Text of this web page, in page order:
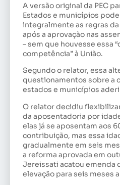
A versão original da PEC
Estados e municípios
integralmente as regras
após a aprovação nas
– sem que houvesse essa
competência” à União.
Segundo o relator, essa
questionamentos sobre a
estados e municípios
O relator decidiu
da aposentadoria por
elas já se aposentam aos
contribuição, mas essa
gradualmente em seis
a reforma aprovada em
Jereissati acatou emenda
elevação para seis meses